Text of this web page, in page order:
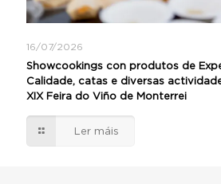
16/07/2026
Showcookings con produtos de
Calidade, catas e diversas
XIX Feira do Viño de Monterrei
Ler máis